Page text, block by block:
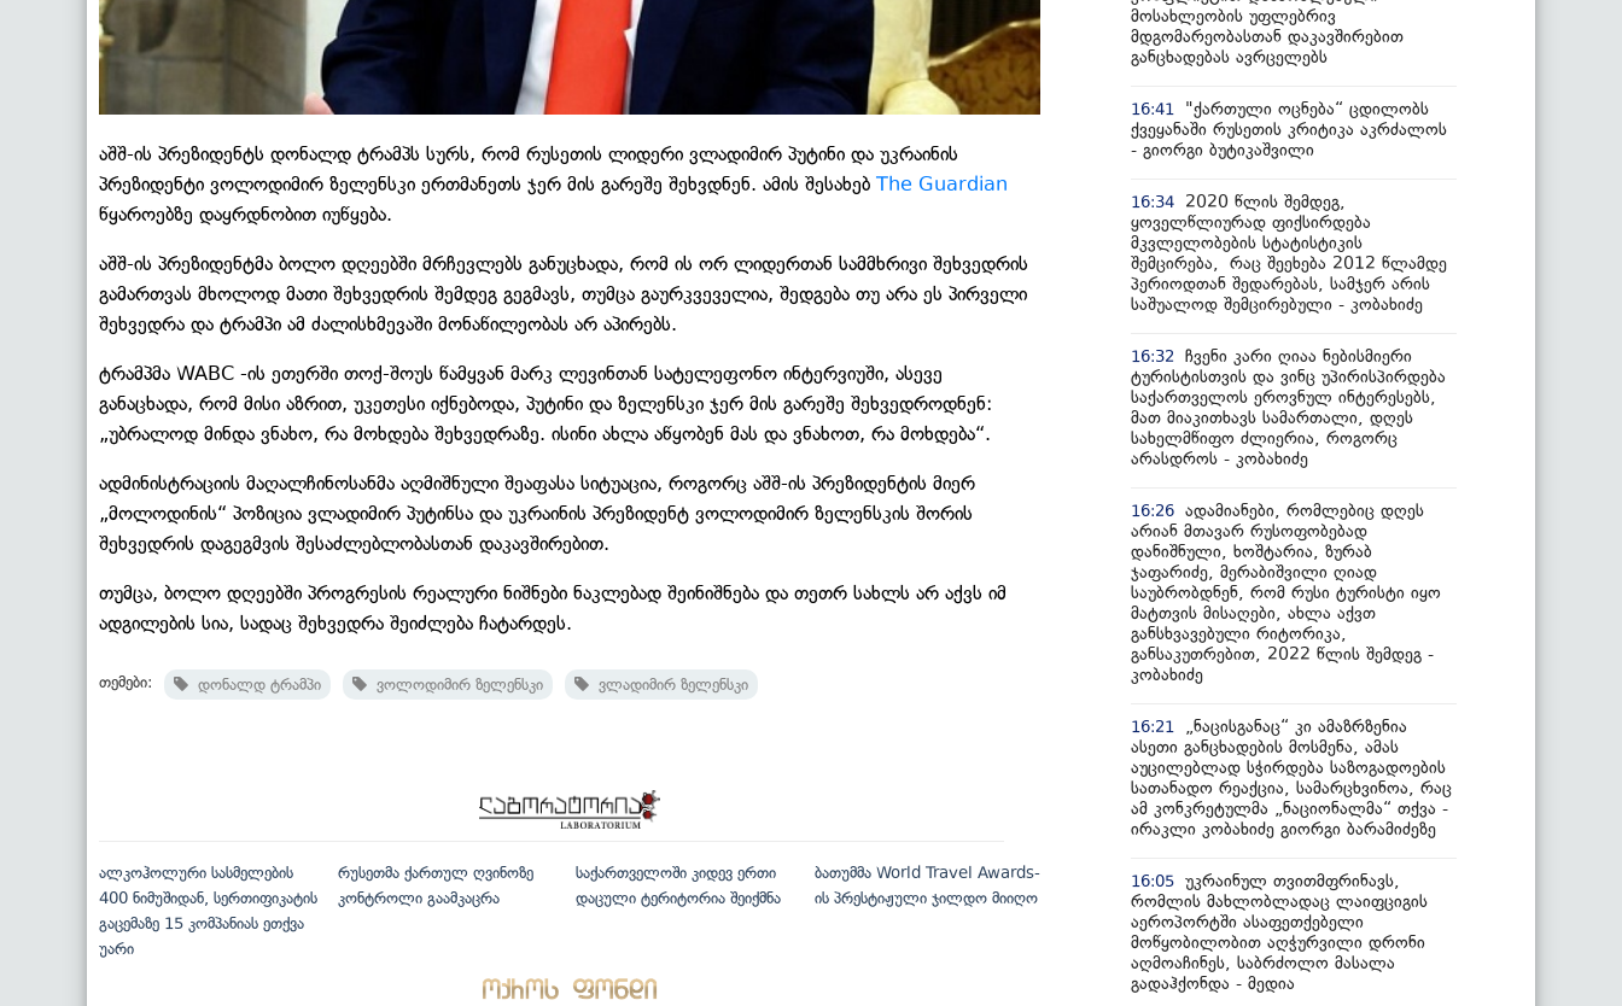
აშშ-ის პრეზიდენტს დონალდ ტრამპს სურს, რომ რუსეთის ლიდერი ვლადიმირ პუტინი და უკრაინის
პრეზიდენტი ვოლოდიმირ ზელენსკი ერთმანეთს ჯერ მის გარეშე შეხვდნენ. ამის შესახებ The Guardian
წყაროებზე დაყრდნობით იუწყება.
აშშ-ის პრეზიდენტმა ბოლო დღეებში მრჩევლებს განუცხადა, რომ ის ორ ლიდერთან სამმხრივი შეხვედრის
გამართვას მხოლოდ მათი შეხვედრის შემდეგ გეგმავს, თუმცა გაურკვეველია, შედგება თუ არა ეს პირველი
შეხვედრა და ტრამპი ამ ძალისხმევაში მონაწილეობას არ აპირებს.
ტრამპმა WABC -ის ეთერში თოქ-შოუს წამყვან მარკ ლევინთან სატელეფონო ინტერვიუში, ასევე
განაცხადა, რომ მისი აზრით, უკეთესი იქნებოდა, პუტინი და ზელენსკი ჯერ მის გარეშე შეხვედროდნენ:
„უბრალოდ მინდა ვნახო, რა მოხდება შეხვედრაზე. ისინი ახლა აწყობენ მას და ვნახოთ, რა მოხდება“.
ადმინისტრაციის მაღალჩინოსანმა აღმიშნული შეაფასა სიტუაცია, როგორც აშშ-ის პრეზიდენტის მიერ
„მოლოდინის“ პოზიცია ვლადიმირ პუტინსა და უკრაინის პრეზიდენტ ვოლოდიმირ ზელენსკის შორის
შეხვედრის დაგეგმვის შესაძლებლობასთან დაკავშირებით.
თუმცა, ბოლო დღეებში პროგრესის რეალური ნიშნები ნაკლებად შეინიშნება და თეთრ სახლს არ აქვს იმ
ადგილების სია, სადაც შეხვედრა შეიძლება ჩატარდეს.
თემები: დონალდ ტრამპი ვოლოდიმირ ზელენსკი ვლადიმირ ზელენსკი
ალკოჰოლური სასმელების
400 ნიმუშიდან, სერთიფიკატის
გაცემაზე 15 კომპანიას ეთქვა
უარი
რუსეთმა ქართულ ღვინოზე
კონტროლი გაამკაცრა
საქართველოში კიდევ ერთი
დაცული ტერიტორია შეიქმნა
ბათუმმა World Travel Awards-
ის პრესტიჟული ჯილდო მიიღო
მოსახლეობის უფლებრივ
მდგომარეობასთან დაკავშირებით
განცხადებას ავრცელებს
16:41
"ქართული ოცნება“ ცდილობს
ქვეყანაში რუსეთის კრიტიკა აკრძალოს
- გიორგი ბუტიკაშვილი
16:34
2020 წლის შემდეგ,
ყოველწლიურად ფიქსირდება
მკვლელობების სტატისტიკის
შემცირება, რაც შეეხება 2012 წლამდე
პერიოდთან შედარებას, სამჯერ არის
საშუალოდ შემცირებული - კობახიძე
16:32
ჩვენი კარი ღიაა ნებისმიერი
ტურისტისთვის და ვინც უპირისპირდება
საქართველოს ეროვნულ ინტერესებს,
მათ მიაკითხავს სამართალი, დღეს
სახელმწიფო ძლიერია, როგორც
არასდროს - კობახიძე
16:26 ადამიანები, რომლებიც დღეს
არიან მთავარ რუსოფობებად
დანიშნული, ხოშტარია, ზურაბ
ჯაფარიძე, მერაბიშვილი ღიად
საუბრობდნენ, რომ რუსი ტურისტი იყო
მატთვის მისაღები, ახლა აქვთ
განსხვავებული რიტორიკა,
განსაკუთრებით, 2022 წლის შემდეგ -
კობახიძე
16:21
„ნაცისგანაც“ კი ამაზრზენია
ასეთი განცხადების მოსმენა, ამას
აუცილებლად სჭირდება საზოგადოების
სათანადო რეაქცია, სამარცხვინოა, რაც
ამ კონკრეტულმა „ნაციონალმა“ თქვა -
ირაკლი კობახიძე გიორგი ბარამიძეზე
16:05 უკრაინულ თვითმფრინავს,
რომლის მახლობლადაც ლაიფციგის
აეროპორტში ასაფეთქებელი
მოწყობილობით აღჭურვილი დრონი
აღმოაჩინეს, საბრძოლო მასალა
გადაჰქონდა - მედია